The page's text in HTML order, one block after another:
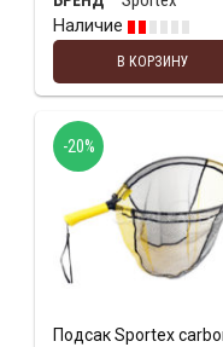
Наличие
В КОРЗИНУ
Подсак Sportex
-20%